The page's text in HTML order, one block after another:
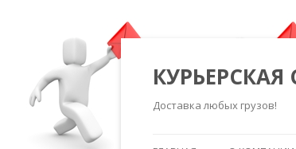
Доставка любых грузов!